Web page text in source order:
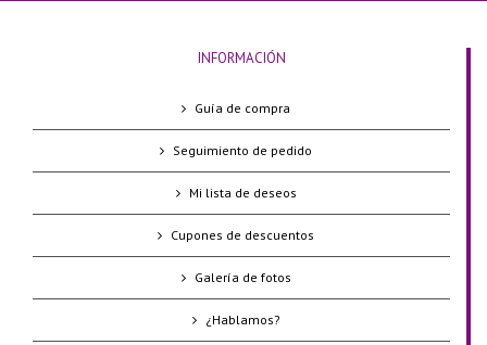
INFORMACIÓN
Guía de compra
Seguimiento de pedido
Mi lista de deseos
Cupones de descuentos
Galería de fotos
¿Hablamos?